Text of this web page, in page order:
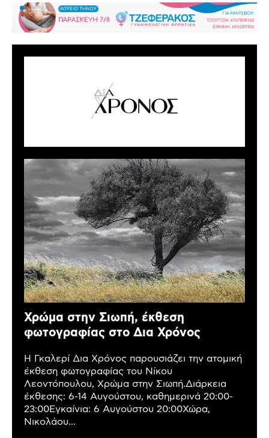
Χρώμα στην Σιωπή, έκθεση
φωτογραφίας στο Δια Χρόνος
Η Γκαλερί Δια Χρόνος παρουσιάζει την ατομική
έκθεση φωτογραφίας του Νίκου
Λεοντόπουλου, Χρώμα στην Σιωπή.Διάρκεια
έκθεσης: 6-14 Αυγούστου, καθημερινά 20:00-
23:00Εγκαίνια: 6 Αυγούστου 20:00Χώρα,
Νικολάου...